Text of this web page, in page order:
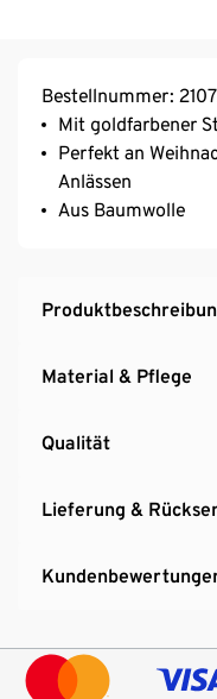
Bestellnummer:
Mit goldfarbener
Perfekt an
Anlässen
Aus Baumwolle
Material & Pflege
Qualität
Lieferung &